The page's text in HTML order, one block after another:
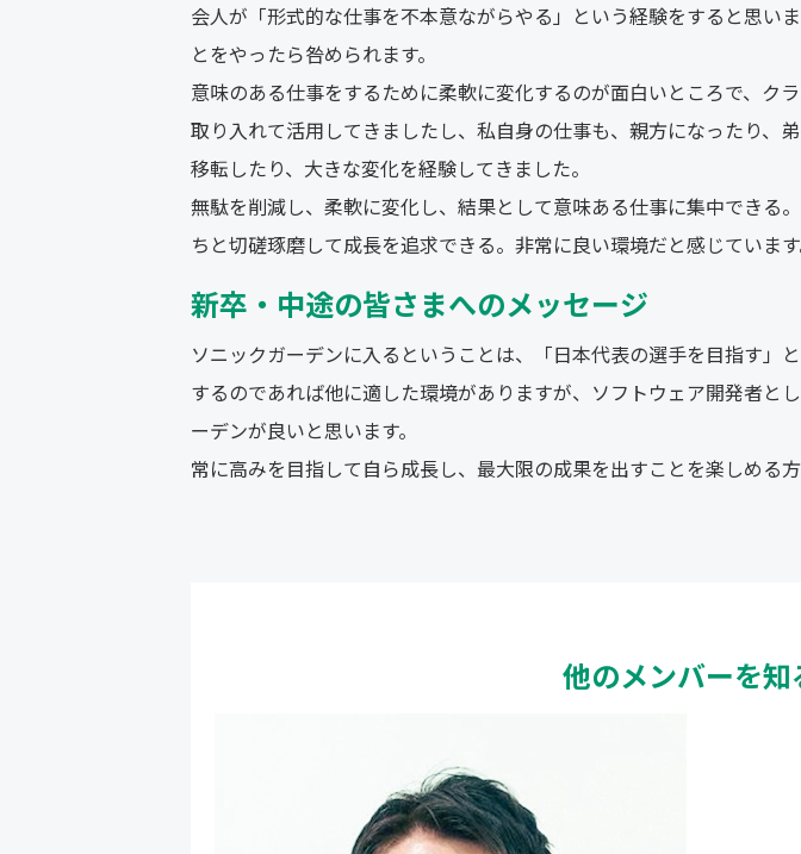
会人が「形式的な仕事を不本意ながらやる」という経験をすると思い
とをやったら咎められます。
意味のある仕事をするために柔軟に変化するのが面白いところで、ク
取り入れて活用してきましたし、私自身の仕事も、親方になったり、
移転したり、大きな変化を経験してきました。
無駄を削減し、柔軟に変化し、結果として意味ある仕事に集中できる
ちと切磋琢磨して成長を追求できる。非常に良い環境だと感じています
新卒・中途の皆さまへのメッセージ
ソニックガーデンに入るということは、「日本代表の選手を目指す」
するのであれば他に適した環境がありますが、ソフトウェア開発者と
ーデンが良いと思います。
常に高みを目指して自ら成長し、最大限の成果を出すことを楽しめる方
他のメンバーを知